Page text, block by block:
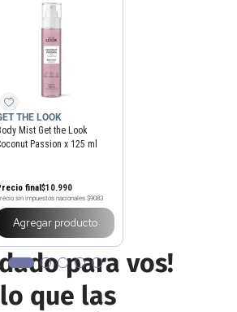
THE LOOK
Mist Get the Look
Passion x 125 ml
final$10.990
sin impuestos nacionales $9083
Agregar producto
para vos!
que las